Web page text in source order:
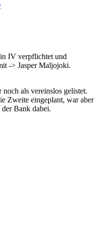
IV verpflichtet und
-> Jasper Maljojoki.
als vereinslos gelistet.
Zweite eingeplant, war aber
Bank dabei.